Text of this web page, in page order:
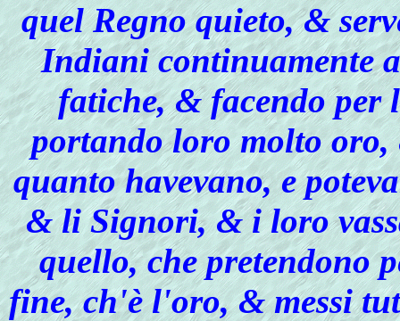
quel Regno quieto, &
Indiani continuamente
fatiche, & facendo per
portando loro molto oro,
quanto havevano, e
& li Signori, & i loro
quello, che pretendono
fine, ch'è l'oro, & messi